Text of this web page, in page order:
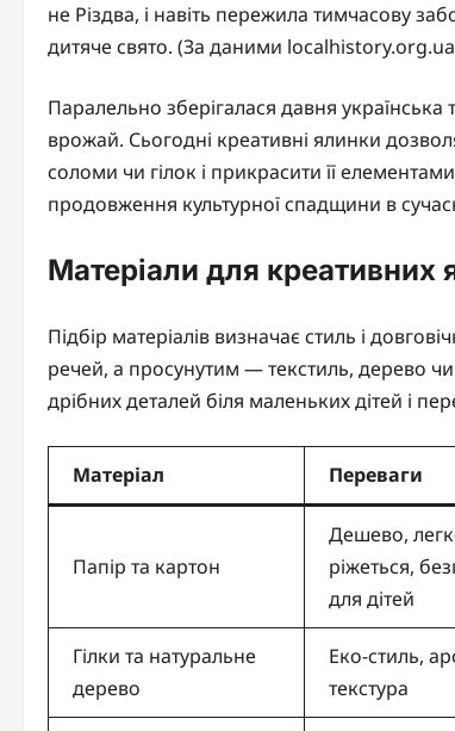
не Різдва, і навіть пережила тимчасову
дитяче свято. (За даними
Паралельно зберігалася давня
врожай. Сьогодні креативні ялинки
соломи чи гілок і прикрасити її
продовження культурної спадщини в
Матеріали для креативних
Підбір матеріалів визначає стиль і
речей, а просунутим — текстиль, дерево
дрібних деталей біля маленьких дітей і
Матеріал Переваги
Папір та картон
Дешево,
ріжеться,
для дітей
Гілки та натуральне
дерево
Еко-стиль,
текстура